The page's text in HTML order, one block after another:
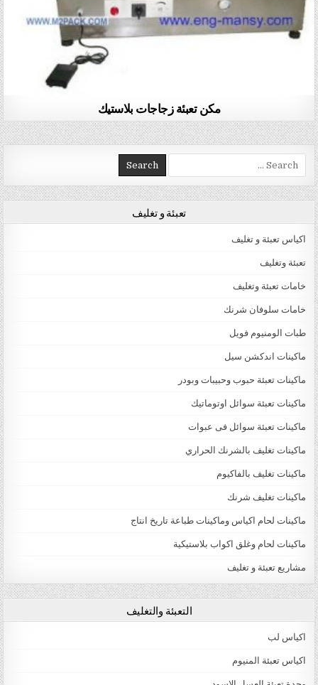
مكن تعبئة زجاجات بلاستيك
Search for:
تعبئة و تغليف
اكياس تعبئة و تغليف
تعبئة وتغليف
خامات تعبئة وتغليف
خامات سلوفان شرنك
طبات الومنيوم فويل
ماكينات اندكشن سيل
ماكينات تعبئة حبوب وحبيبات وبودر
ماكينات تعبئة سوائل اوتوماتيك
ماكينات تعبئة سوائل فى عبوات
ماكينات تغليف بالشرنك الحراري
ماكينات تغليف بالفاكيوم
ماكينات تغليف شرنك
ماكينات لحام اكياس وماكينات طباعة تاريخ انتاج
ماكينات لحام وغلق اكواب بلاستيكية
مشاريع تعبئة و تغليف
التعبئة والتغليف
اكياس لب
اكياس تعبئة المنيوم